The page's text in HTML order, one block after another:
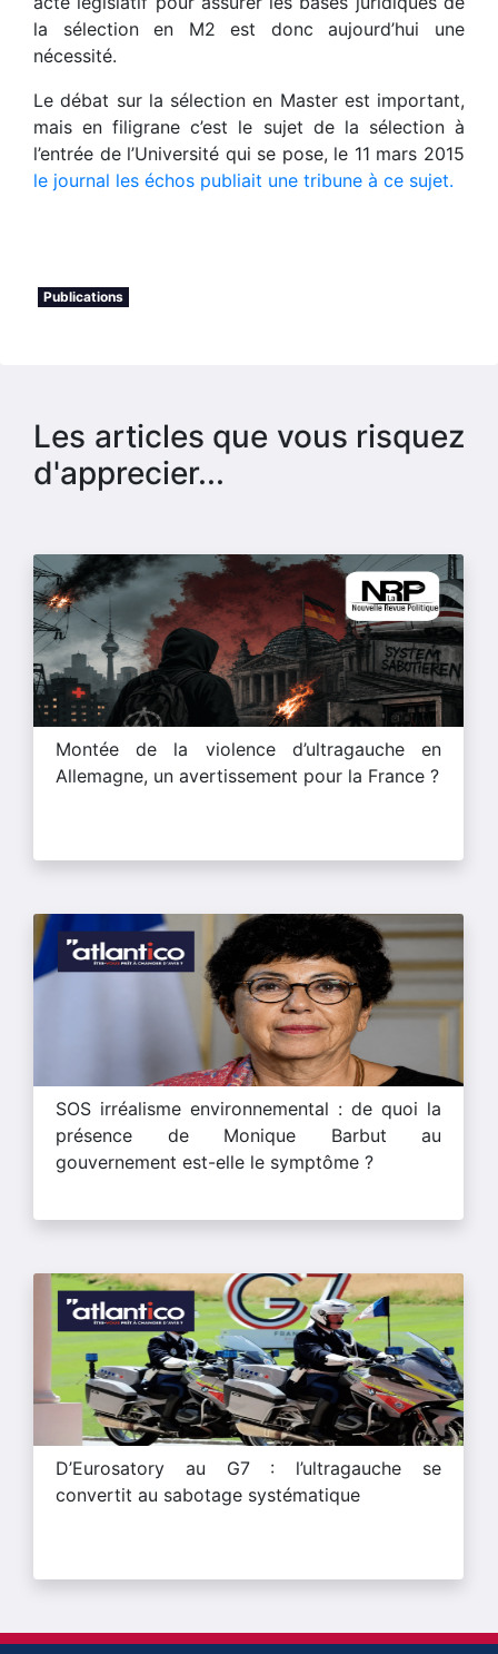
la sélection en M2 est donc aujourd’hui une
nécessité.
Le débat sur la sélection en Master est important,
mais en filigrane c’est le sujet de la sélection à
l’entrée de l’Université qui se pose, le 11 mars 2015
le journal les échos publiait une tribune à ce sujet.
Publications
Les articles que vous risquez
d'apprecier...
Montée de la violence d’ultragauche en
Allemagne, un avertissement pour la France ?
SOS irréalisme environnemental : de quoi la
présence de Monique Barbut au
gouvernement est-elle le symptôme ?
D’Eurosatory au G7 : l’ultragauche se
convertit au sabotage systématique